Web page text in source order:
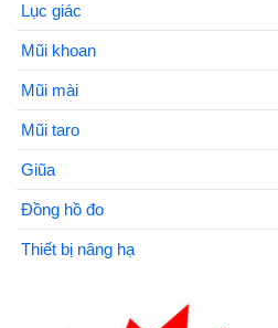
Lục giác
Mũi khoan
Mũi mài
Mũi taro
Giũa
Đồng hồ đo
Thiết bị nâng hạ